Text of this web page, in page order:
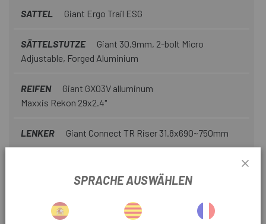
SATTEL Giant Ergo Trail ESG
SÄTTELSTUTZE
Giant 30.9mm, 2-bolt Micro
Adjustable, Forged Aluminium
REIFEN
Giant GX03V alluminum
Maxxis Rekon 29x2.4"
LENKER Giant Connect TR Riser 31.8x690~750mm
Assist automatic mode, 5 support levels
SPRACHE AUSWÄHLEN